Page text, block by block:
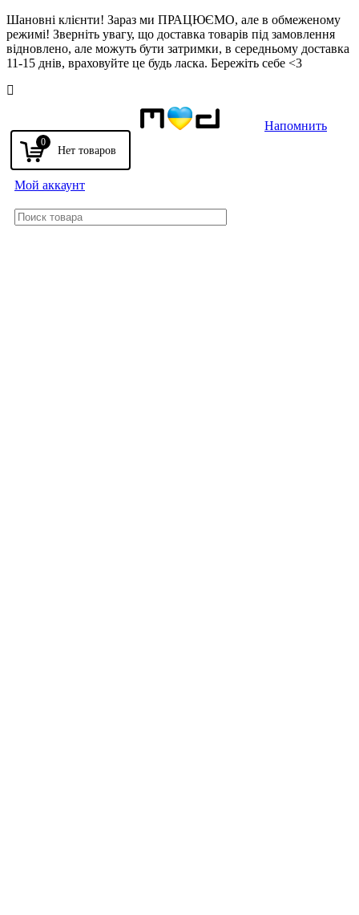
Шановні клієнти! Зараз ми ПРАЦЮЄМО, але в обмеженому
режимі! Зверніть увагу, що доставка товарів під замовлення
відновлено, але можуть бути затримки, в середньому доставка
11-15 днів, враховуйте це будь ласка. Бережіть себе <3
0
Мой аккаунт
Напомнить